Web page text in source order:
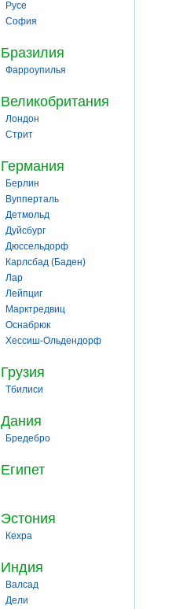
Русе
София
Бразилия
Фарроупилья
Великобритания
Лондон
Стрит
Германия
Берлин
Вупперталь
Детмольд
Дуйсбург
Дюссельдорф
Карлсбад (Баден)
Лар
Лейпциг
Марктредвиц
Оснабрюк
Хессиш-Ольдендорф
Грузия
Тбилиси
Дания
Бредебро
Египет
Эстония
Кехра
Индия
Валсад
Дели